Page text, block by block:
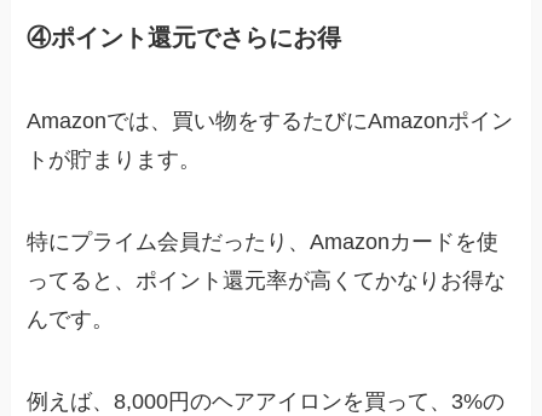
④ポイント還元でさらにお得
Amazonでは、買い物をするたびにAmazonポイン
トが貯まります。
特にプライム会員だったり、Amazonカードを使
ってると、ポイント還元率が高くてかなりお得な
んです。
例えば、8,000円のヘアアイロンを買って、3%の